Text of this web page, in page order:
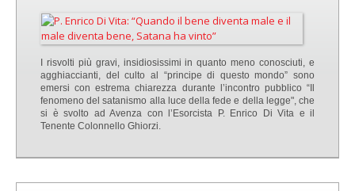
I risvolti più gravi, insidiosissimi in quanto meno conosciuti, e
agghiaccianti, del culto al “principe di questo mondo” sono
emersi con estrema chiarezza durante l’incontro pubblico “Il
fenomeno del satanismo alla luce della fede e della legge", che
si è svolto ad Avenza con l’Esorcista P. Enrico Di Vita e il
Tenente Colonnello Ghiorzi.